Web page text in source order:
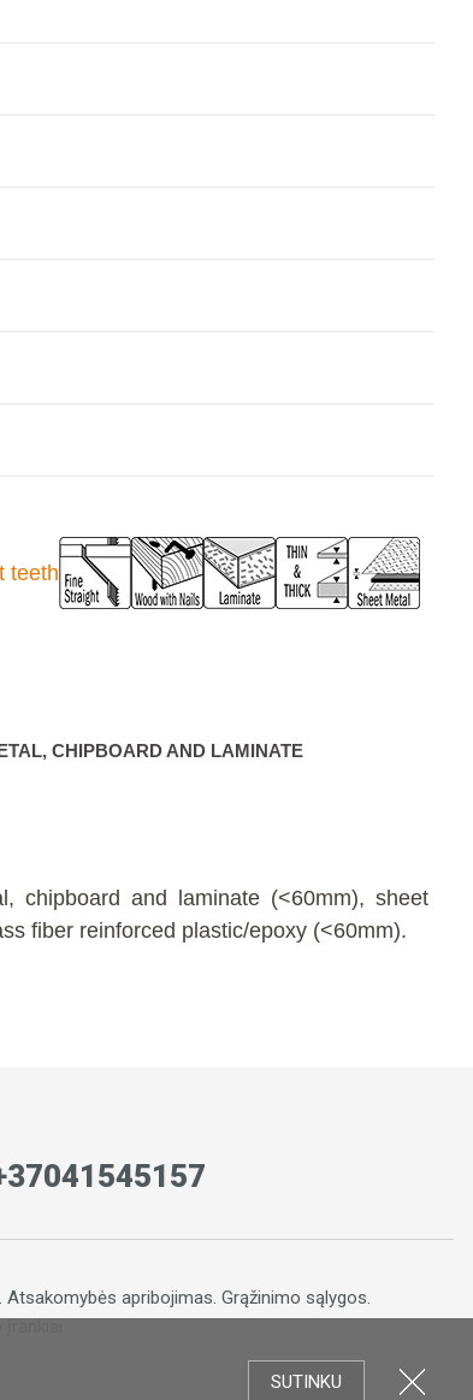
SUTINKU
CHIPBOARD AND LAMINATE
chipboard and laminate (<60mm), sheet
fiber reinforced plastic/epoxy (<60mm).
. Atsakomybės apribojimas. Grąžinimo sąlygos.